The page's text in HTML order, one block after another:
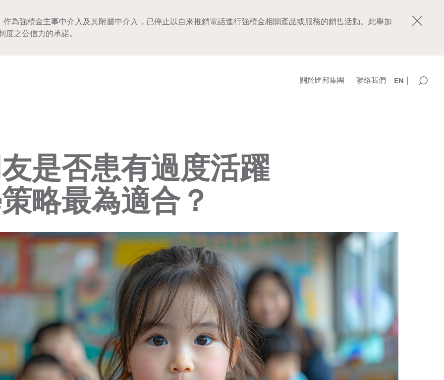
為強積金主事中介入及其附屬中介入，已停止以自來推銷電話進行強積金相關產品或服務的銷售活動。此舉加
之公信力的承諾。
關於匯邦集團 聯絡我們 EN
是否患有過度活躍
略最為適合？